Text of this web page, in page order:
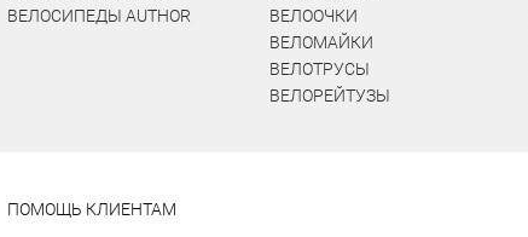
ВЕЛОСИПЕДЫ AUTHOR
ВЕЛООЧКИ
ВЕЛОМАЙКИ
ВЕЛОТРУСЫ
ВЕЛОРЕЙТУЗЫ
ПОМОЩЬ КЛИЕНТАМ